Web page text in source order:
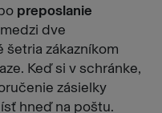
preposlanie
dve
zákazníkom
Keď si v schránke,
zásielky
hneď na poštu.